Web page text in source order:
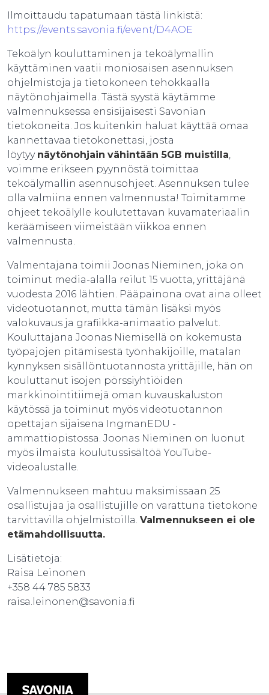
Ilmoittaudu tapatumaan tästä linkistä:
https://events.savonia.fi/event/D4AOE
Tekoälyn kouluttaminen ja tekoälymallin
käyttäminen vaatii moniosaisen asennuksen
ohjelmistoja ja tietokoneen tehokkaalla
näytönohjaimella. Tästä syystä käytämme
valmennuksessa ensisijaisesti Savonian
tietokoneita. Jos kuitenkin haluat käyttää omaa
kannettavaa tietokonettasi, josta
löytyy näytönohjain vähintään 5GB muistilla,
voimme erikseen pyynnöstä toimittaa
tekoälymallin asennusohjeet. Asennuksen tulee
olla valmiina ennen valmennusta! Toimitamme
ohjeet tekoälylle koulutettavan kuvamateriaalin
keräämiseen viimeistään viikkoa ennen
valmennusta.
Valmentajana toimii Joonas Nieminen, joka on
toiminut media-alalla reilut 15 vuotta, yrittäjänä
vuodesta 2016 lähtien. Pääpainona ovat aina olleet
videotuotannot, mutta tämän lisäksi myös
valokuvaus ja grafiikka-animaatio palvelut.
Kouluttajana Joonas Niemisellä on kokemusta
työpajojen pitämisestä työnhakijoille, matalan
kynnyksen sisällöntuotannosta yrittäjille, hän on
kouluttanut isojen pörssiyhtiöiden
markkinointitiimejä oman kuvauskaluston
käytössä ja toiminut myös videotuotannon
opettajan sijaisena IngmanEDU -
ammattiopistossa. Joonas Nieminen on luonut
myös ilmaista koulutussisältöä YouTube-
videoalustalle.
Valmennukseen mahtuu maksimissaan 25
osallistujaa ja osallistujille on varattuna tietokone
tarvittavilla ohjelmistoilla. Valmennukseen ei ole
etämahdollisuutta.
Lisätietoja:
Raisa Leinonen
+358 44 785 5833
raisa.leinonen@savonia.fi